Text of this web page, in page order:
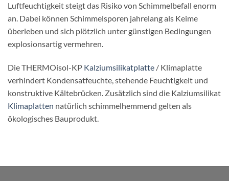
Luftfeuchtigkeit steigt das Risiko von Schimmelbefall enorm
an. Dabei können Schimmelsporen jahrelang als Keime
überleben und sich plötzlich unter günstigen Bedingungen
explosionsartig vermehren.
Die THERMOisol-KP Kalziumsilikatplatte / Klimaplatte
verhindert Kondensatfeuchte, stehende Feuchtigkeit und
konstruktive Kältebrücken. Zusätzlich sind die Kalziumsilikat
Klimaplatten natürlich schimmelhemmend gelten als
ökologisches Bauprodukt.